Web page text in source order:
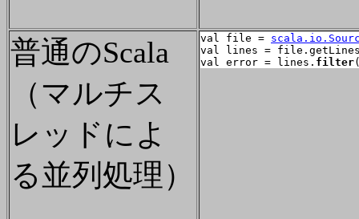
普通のScala
（マルチス
レッドによ
る並列処理）
val file =
val lines =
val error = lines. filter